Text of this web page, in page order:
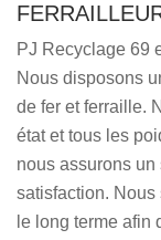
PJ Recyclage 69
Nous disposons
de fer et ferraille.
état et tous les
nous assurons
satisfaction.
le long terme afin